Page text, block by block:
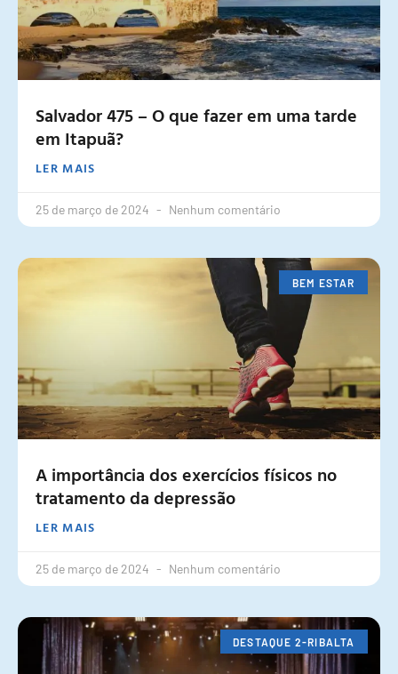
Salvador 475 – O que fazer em uma tarde
em Itapuã?
LER MAIS
25 de março de 2024 Nenhum comentário
BEM ESTAR
A importância dos exercícios físicos no
tratamento da depressão
LER MAIS
25 de março de 2024 Nenhum comentário
DESTAQUE 2-RIBALTA